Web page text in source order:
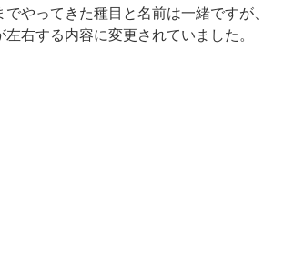
でやってきた種目と名前は一緒ですが、
右する内容に変更されていました。